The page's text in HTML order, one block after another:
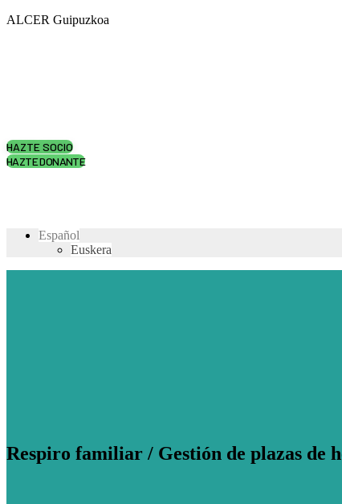
ALCER Guipuzkoa
HAZTE SOCIO
HAZTE DONANTE
Español
Euskera
Respiro familiar / Gestión de plazas de